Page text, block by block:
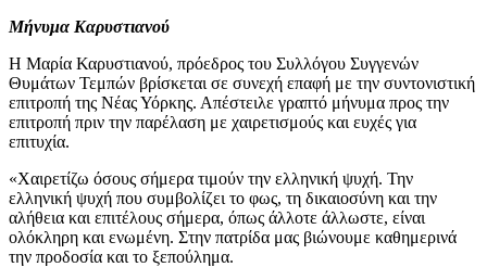
Μήνυμα Καρυστιανού
Η Μαρία Καρυστιανού, πρόεδρος του Συλλόγου Συγγενών
Θυμάτων Τεμπών βρίσκεται σε συνεχή επαφή με την συντονιστική
επιτροπή της Νέας Υόρκης. Απέστειλε γραπτό μήνυμα προς την
επιτροπή πριν την παρέλαση με χαιρετισμούς και ευχές για
επιτυχία.
«Χαιρετίζω όσους σήμερα τιμούν την ελληνική ψυχή. Την
ελληνική ψυχή που συμβολίζει το φως, τη δικαιοσύνη και την
αλήθεια και επιτέλους σήμερα, όπως άλλοτε άλλωστε, είναι
ολόκληρη και ενωμένη. Στην πατρίδα μας βιώνουμε καθημερινά
την προδοσία και το ξεπούλημα.